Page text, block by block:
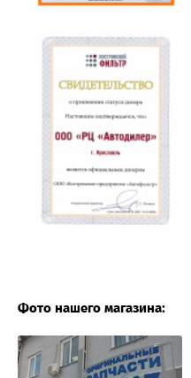
Фото нашего магазина: